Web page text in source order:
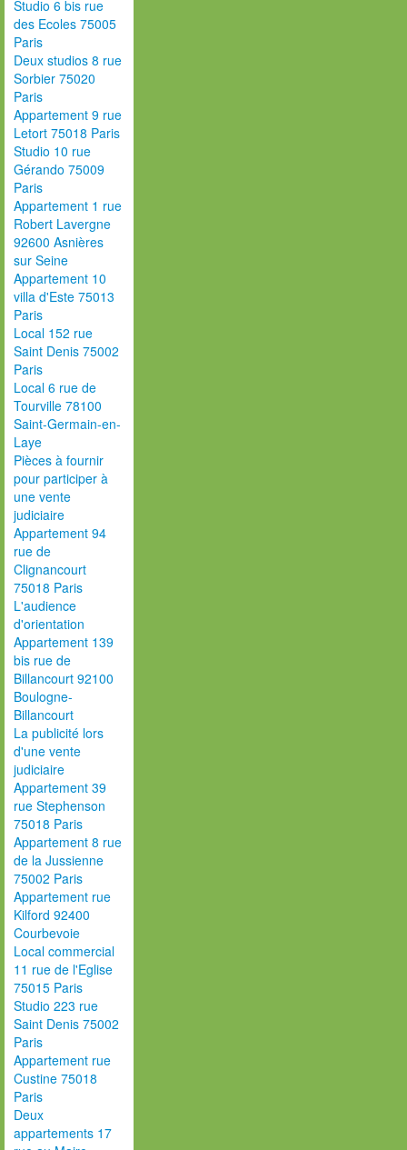
Studio 6 bis rue
des Ecoles 75005
Paris
Deux studios 8 rue
Sorbier 75020
Paris
Appartement 9 rue
Letort 75018 Paris
Studio 10 rue
Gérando 75009
Paris
Appartement 1 rue
Robert Lavergne
92600 Asnières
sur Seine
Appartement 10
villa d'Este 75013
Paris
Local 152 rue
Saint Denis 75002
Paris
Local 6 rue de
Tourville 78100
Saint-Germain-en-
Laye
Pièces à fournir
pour participer à
une vente
judiciaire
Appartement 94
rue de
Clignancourt
75018 Paris
L'audience
d'orientation
Appartement 139
bis rue de
Billancourt 92100
Boulogne-
Billancourt
La publicité lors
d'une vente
judiciaire
Appartement 39
rue Stephenson
75018 Paris
Appartement 8 rue
de la Jussienne
75002 Paris
Appartement rue
Kilford 92400
Courbevoie
Local commercial
11 rue de l'Eglise
75015 Paris
Studio 223 rue
Saint Denis 75002
Paris
Appartement rue
Custine 75018
Paris
Deux
appartements 17